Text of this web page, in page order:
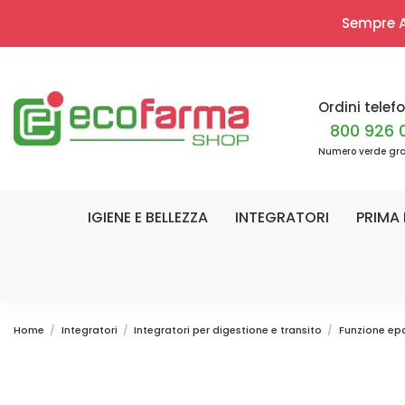
Sempre
Ordini
800 926
Numero verde
IGIENE E BELLEZZA INTEGRATORI PRIMA
Home Integratori Integratori per digestione e transito Funzione